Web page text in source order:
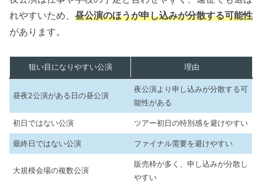
れやすいため、 昼公演のほうが申し込みが分散する可能性
があります。
狙い目になりやすい公演 理由
昼夜2公演がある日の昼公演
夜公演より申し込みが分散する可
能性がある
初日ではない公演 ツアー初日の特別感を避けやすい
最終日ではない公演 ファイナル需要を避けやすい
大規模会場の複数公演
販売枠が多く、申し込みが分散し
やすい